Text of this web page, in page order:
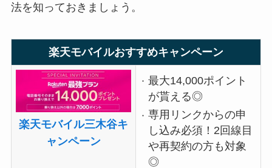
法を知っておきましょう。
楽天モバイルおすすめキャンペーン
楽天モバイル三木谷キ
ャンペーン
最大14,000ポイント
が貰える◎
専用リンクからの申
し込み必須！2回線目
や再契約の方も対象
◎